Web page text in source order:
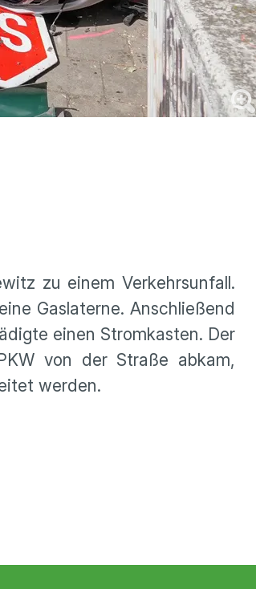
zu einem Verkehrsunfall.
Gaslaterne. Anschließend
einen Stromkasten. Der
von der Straße abkam,
werden.